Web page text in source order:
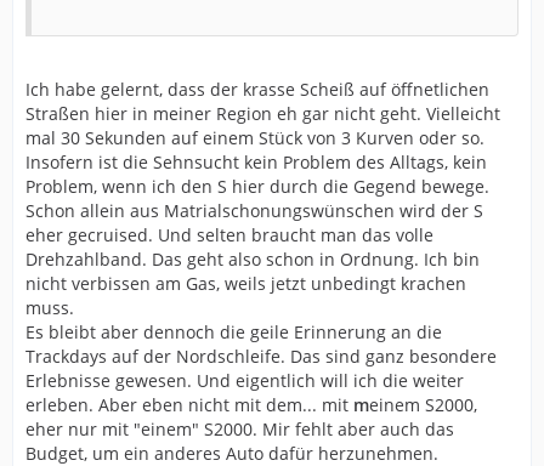
Ich habe gelernt, dass der krasse Scheiß auf öffnetlichen
Straßen hier in meiner Region eh gar nicht geht. Vielleicht
mal 30 Sekunden auf einem Stück von 3 Kurven oder so.
Insofern ist die Sehnsucht kein Problem des Alltags, kein
Problem, wenn ich den S hier durch die Gegend bewege.
Schon allein aus Matrialschonungswünschen wird der S
eher gecruised. Und selten braucht man das volle
Drehzahlband. Das geht also schon in Ordnung. Ich bin
nicht verbissen am Gas, weils jetzt unbedingt krachen
muss.
Es bleibt aber dennoch die geile Erinnerung an die
Trackdays auf der Nordschleife. Das sind ganz besondere
Erlebnisse gewesen. Und eigentlich will ich die weiter
erleben. Aber eben nicht mit dem... mit meinem S2000,
eher nur mit "einem" S2000. Mir fehlt aber auch das
Budget, um ein anderes Auto dafür herzunehmen.